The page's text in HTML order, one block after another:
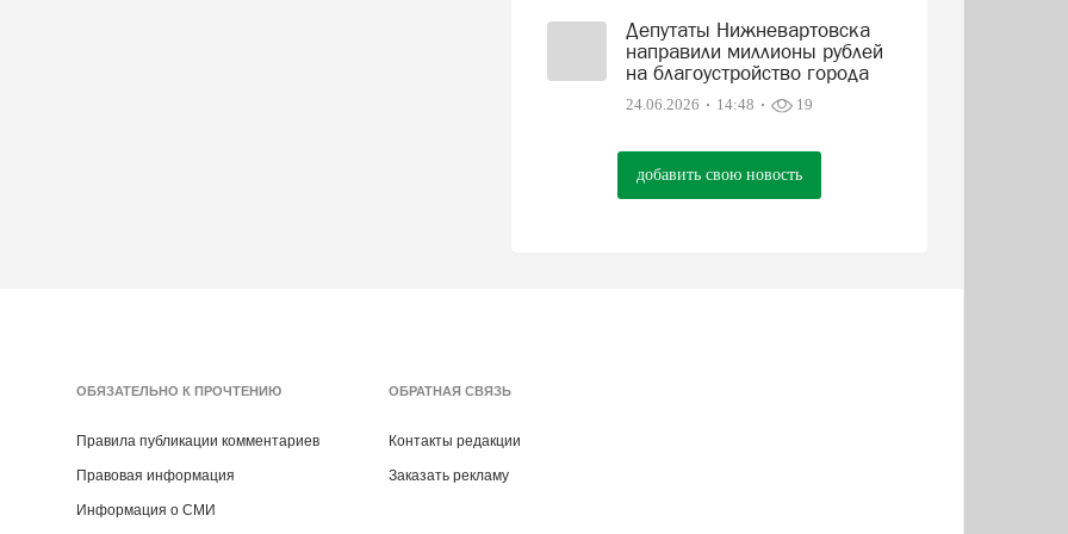
Депутаты Нижневартовска
направили миллионы рублей
на благоустройство города
24.06.2026 14:48 19
добавить свою новость
ОБЯЗАТЕЛЬНО К ПРОЧТЕНИЮ
Правила публикации комментариев
Правовая информация
Информация о СМИ
ОБРАТНАЯ СВЯЗЬ
Контакты редакции
Заказать рекламу